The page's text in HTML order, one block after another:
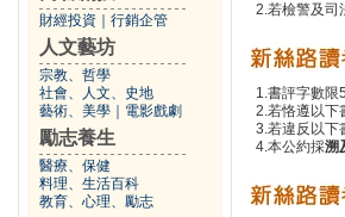
財經投資 行銷企管
人文藝坊
宗教、哲學
社會、人文、史地
藝術、美學
電影戲劇
勵志養生
醫療、保健
料理、生活百科
教育、心理、勵志
2.若檢警及司
1.書評字數限
2.若恪遵以下
3.若違反以下
4.本公約採溯